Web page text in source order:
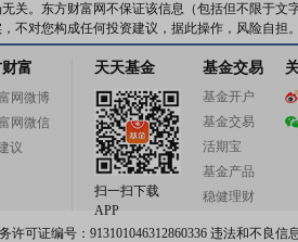
关。东方财富网不保证该信息（包括但不限于
不对您构成任何投资建议，据此操作，风险自担。
富
网微博
网微信
议
天天基金
扫一扫下载
APP
基金交易
基金开户
基金交易
活期宝
基金产品
稳健理财
可证编号：913101046312860336 违法和不良信